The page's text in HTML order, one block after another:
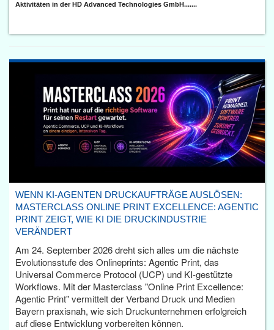
Aktivitäten in der HD Advanced Technologies GmbH.......
WENN KI-AGENTEN DRUCKAUFTRÄGE AUSLÖSEN:
MASTERCLASS ONLINE PRINT EXCELLENCE: AGENTIC
PRINT ZEIGT, WIE KI DIE DRUCKINDUSTRIE
VERÄNDERT
Am 24. September 2026 dreht sich alles um die nächste
Evolutionsstufe des Onlineprints: Agentic Print, das
Universal Commerce Protocol (UCP) und KI-gestützte
Workflows. Mit der Masterclass "Online Print Excellence:
Agentic Print" vermittelt der Verband Druck und Medien
Bayern praxisnah, wie sich Druckunternehmen erfolgreich
auf diese Entwicklung vorbereiten können.